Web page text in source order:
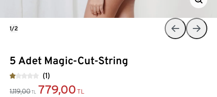
5 Adet Magic-Cut-String
(1)
1.119,00 TL 779,00 TL
1/2